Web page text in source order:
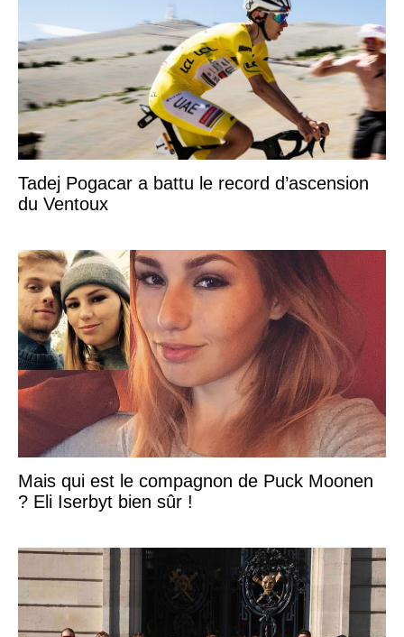
Tadej Pogacar a battu le record d’ascension
du Ventoux
Mais qui est le compagnon de Puck Moonen
? Eli Iserbyt bien sûr !